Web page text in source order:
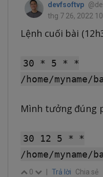
devfsoftvp
thg 7 26, 2022
Lệnh cuối bài
30 * 5 * *
/home/myname/
Mình tưởng đúng
30 12 5 * *
/home/myname/
0 Trả lời Chia sẻ